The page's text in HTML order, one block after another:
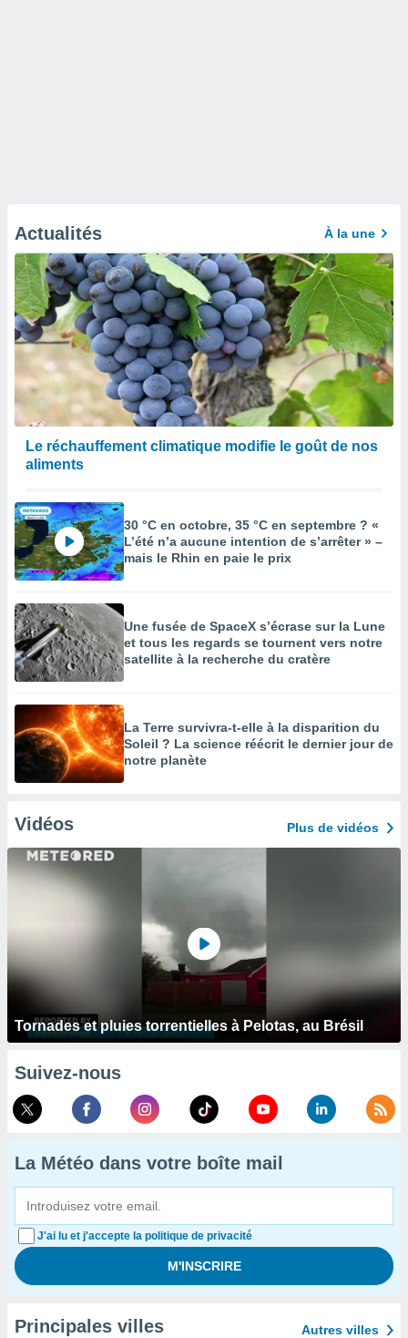
Actualités À la une
Le réchauffement climatique modifie le goût de nos
aliments
30 °C en octobre, 35 °C en septembre ? «
L’été n’a aucune intention de s’arrêter » –
mais le Rhin en paie le prix
Une fusée de SpaceX s’écrase sur la Lune
et tous les regards se tournent vers notre
satellite à la recherche du cratère
La Terre survivra-t-elle à la disparition du
Soleil ? La science réécrit le dernier jour de
notre planète
Vidéos Plus de vidéos
Tornades et pluies torrentielles à Pelotas, au Brésil
Suivez-nous
La Météo dans votre boîte mail
J'ai lu et j'accepte la politique de privacité
Principales villes Autres villes